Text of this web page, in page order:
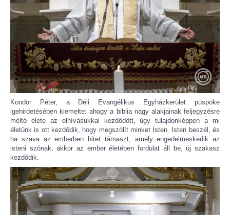
Kondor Péter, a Déli Evangélikus Egyházkerület püspöke
igehirdetésében kiemelte: ahogy a biblia nagy alakjainak feljegyzésre
méltó élete az elhívásukkal kezdődött, úgy tulajdonképpen a mi
életünk is ott kezdődik, hogy megszólít minket Isten. Isten beszél, és
ha szava az emberben hitet támaszt, amely engedelmeskedik az
isteni szónak, akkor az ember életében fordulat áll be, új szakasz
kezdődik.